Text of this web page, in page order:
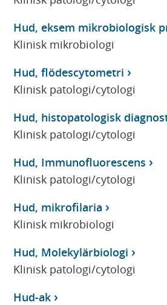
Hud, eksem mikrobiologisk
Klinisk mikrobiologi
Hud, flödescytometri
Klinisk patologi/cytologi
Hud, histopatologisk
Klinisk patologi/cytologi
Hud, Immunofluorescens
Klinisk patologi/cytologi
Hud, mikrofilaria
Klinisk mikrobiologi
Hud, Molekylärbiologi
Klinisk patologi/cytologi
Hud-ak